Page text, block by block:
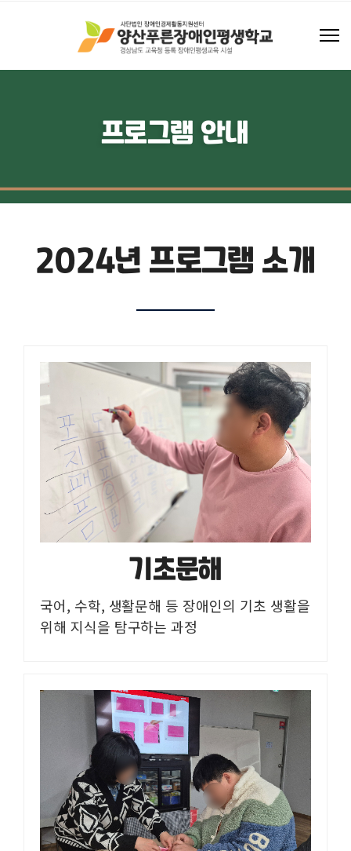
프로그램 안내
2024년 프로그램 소개
기초문해
국어, 수학, 생활문해 등 장애인의 기초 생활을
위해 지식을 탐구하는 과정